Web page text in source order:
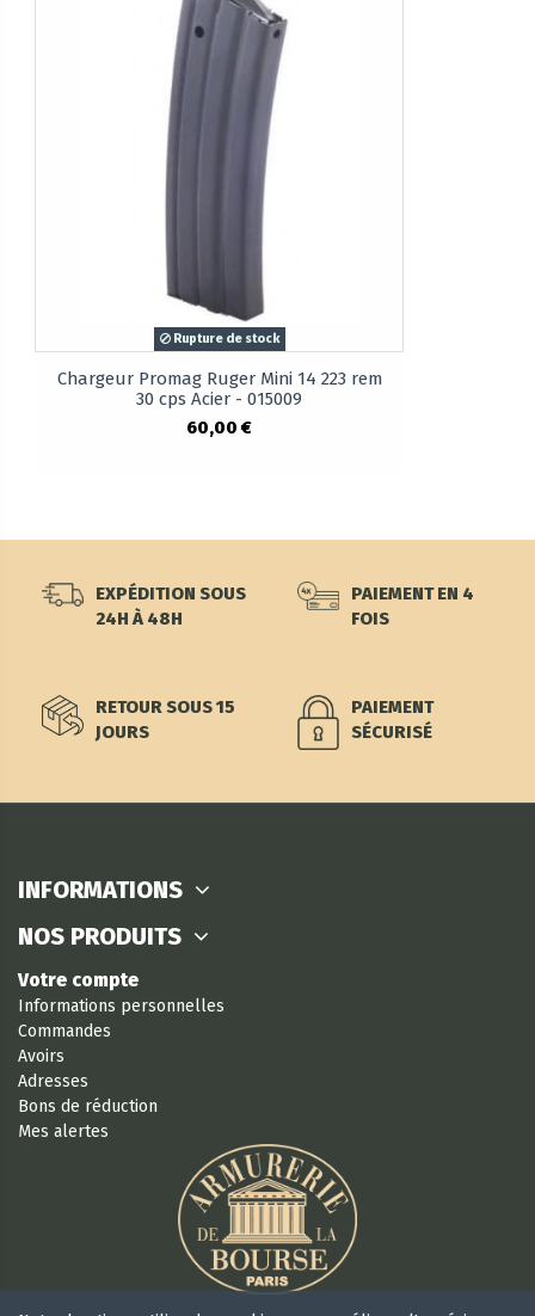
Rupture de stock
Chargeur Promag Ruger Mini 14 223 rem
30 cps Acier - 015009
60,00 €
EXPÉDITION SOUS
24H À 48H
PAIEMENT EN 4
FOIS
RETOUR SOUS 15
JOURS
PAIEMENT
SÉCURISÉ
INFORMATIONS
NOS PRODUITS
Votre compte
Informations personnelles
Commandes
Avoirs
Adresses
Bons de réduction
Mes alertes